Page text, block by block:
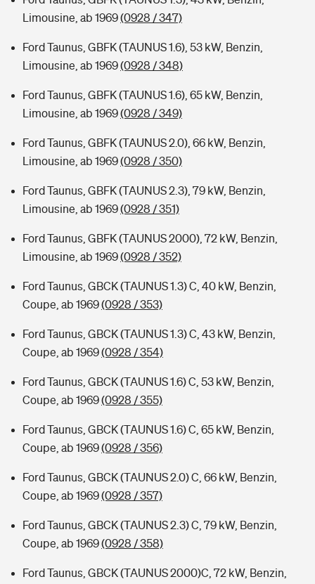
Limousine, ab 1969(0928 / 347)
Ford Taunus, GBFK (TAUNUS 1.6), 53 kW, Benzin,
Limousine, ab 1969(0928 / 348)
Ford Taunus, GBFK (TAUNUS 1.6), 65 kW, Benzin,
Limousine, ab 1969(0928 / 349)
Ford Taunus, GBFK (TAUNUS 2.0), 66 kW, Benzin,
Limousine, ab 1969(0928 / 350)
Ford Taunus, GBFK (TAUNUS 2.3), 79 kW, Benzin,
Limousine, ab 1969(0928 / 351)
Ford Taunus, GBFK (TAUNUS 2000), 72 kW, Benzin,
Limousine, ab 1969(0928 / 352)
Ford Taunus, GBCK (TAUNUS 1.3) C, 40 kW, Benzin,
Coupe, ab 1969(0928 / 353)
Ford Taunus, GBCK (TAUNUS 1.3) C, 43 kW, Benzin,
Coupe, ab 1969(0928 / 354)
Ford Taunus, GBCK (TAUNUS 1.6) C, 53 kW, Benzin,
Coupe, ab 1969(0928 / 355)
Ford Taunus, GBCK (TAUNUS 1.6) C, 65 kW, Benzin,
Coupe, ab 1969(0928 / 356)
Ford Taunus, GBCK (TAUNUS 2.0) C, 66 kW, Benzin,
Coupe, ab 1969(0928 / 357)
Ford Taunus, GBCK (TAUNUS 2.3) C, 79 kW, Benzin,
Coupe, ab 1969(0928 / 358)
Ford Taunus, GBCK (TAUNUS 2000)C, 72 kW, Benzin,